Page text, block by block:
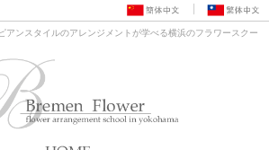
アンスタイルのアレンジメントが学べる横浜のフラワースクー